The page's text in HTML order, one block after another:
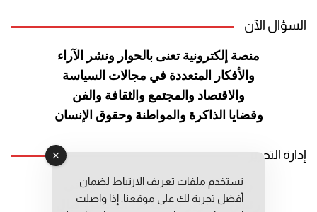
السؤال الآن
منصة إلكترونية تعنى بالحوار ونشر الآراء
والأفكار المتعددة في مجالات السياسة
والاقتصاد والمجتمع والثقافة والفن
وقضايا الذاكرة والمواطنة وحقوق الإنسان
إدارة التحرير
رئيس التحرير: عبد الرحيم التوراني
رئيس التحرير المساعد: المعطي قبال
نستخدم ملفات تعريف الارتباط لضمان
أفضل تجربة لك على موقعنا. إذا واصلت